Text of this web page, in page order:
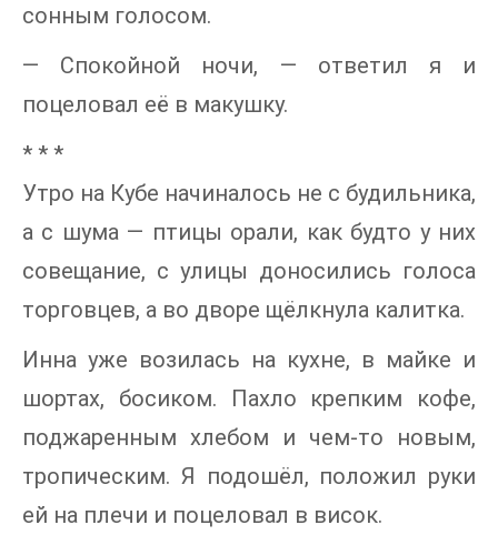
сонным голосом.
— Спокойной ночи, — ответил я и
поцеловал её в макушку.
* * *
Утро на Кубе начиналось не с будильника,
а с шума — птицы орали, как будто у них
совещание, с улицы доносились голоса
торговцев, а во дворе щёлкнула калитка.
Инна уже возилась на кухне, в майке и
шортах, босиком. Пахло крепким кофе,
поджаренным хлебом и чем-то новым,
тропическим. Я подошёл, положил руки
ей на плечи и поцеловал в висок.